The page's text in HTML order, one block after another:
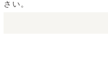
さい。